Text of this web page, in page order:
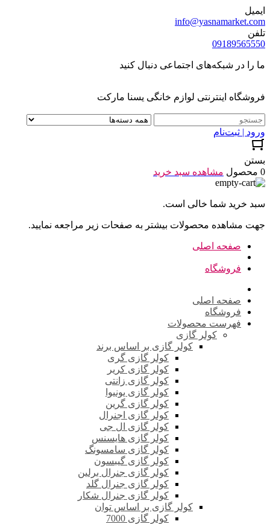
ایمیل
info@yasnamarket.com
تلفن
09189565550
ما را در شبکه‌های اجتماعی دنبال کنید
فروشگاه اینترنتی لوازم خانگی یسنا مارکت
ورود | ثبت‌نام
بستن
0 محصول
مشاهده سبد خرید
سبد خرید شما خالی است.
جهت مشاهده محصولات بیشتر به صفحات زیر مراجعه نمایید.
صفحه اصلی
فروشگاه
صفحه اصلی
فروشگاه
فهرست محصولات
کولر گازی
کولر گازی بر اساس برند
کولر گازی گری
کولر گازی کریر
کولر گازی زانتی
کولر گازی یونیوا
کولر گازی گرین
کولر گازی اجنرال
کولر گازی ال جی
کولر گازی هایسنس
کولر گازی سامسونگ
کولر گازی گیبسون
کولر گازی جنرال برلین
کولر گازی جنرال گلد
کولر گازی جنرال شکار
کولر گازی بر اساس توان
کولر گازی 7000